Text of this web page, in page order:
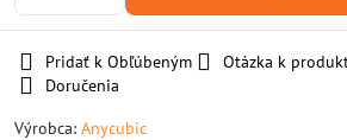
Pridať k Obľúbeným Otázka k
Doručenia
Výrobca: Anycubic